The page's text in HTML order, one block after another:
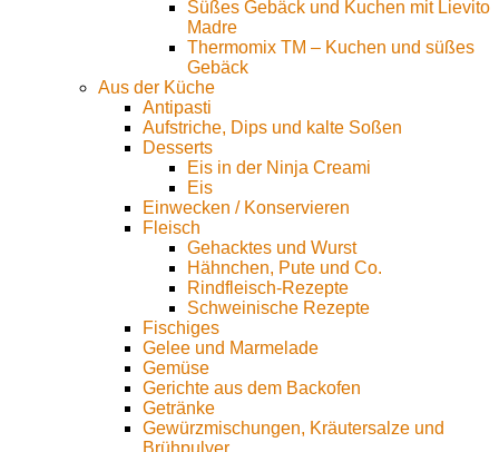
Süßes Gebäck und Kuchen mit Lievito
Madre
Thermomix TM – Kuchen und süßes
Gebäck
Aus der Küche
Antipasti
Aufstriche, Dips und kalte Soßen
Desserts
Eis in der Ninja Creami
Eis
Einwecken / Konservieren
Fleisch
Gehacktes und Wurst
Hähnchen, Pute und Co.
Rindfleisch-Rezepte
Schweinische Rezepte
Fischiges
Gelee und Marmelade
Gemüse
Gerichte aus dem Backofen
Getränke
Gewürzmischungen, Kräutersalze und
Brühpulver